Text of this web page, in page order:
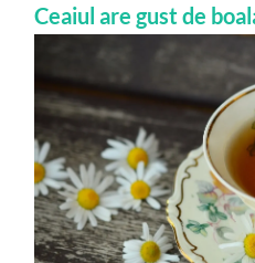
Ceaiul are gust de